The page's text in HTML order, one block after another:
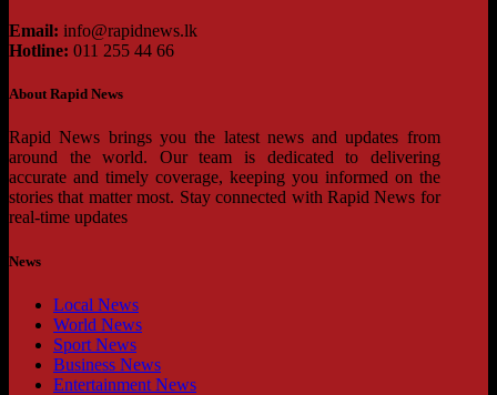
Email: info@rapidnews.lk
Hotline: 011 255 44 66
About Rapid News
Rapid News brings you the latest news and updates from
around the world. Our team is dedicated to delivering
accurate and timely coverage, keeping you informed on the
stories that matter most. Stay connected with Rapid News for
real-time updates
News
Local News
World News
Sport News
Business News
Entertainment News